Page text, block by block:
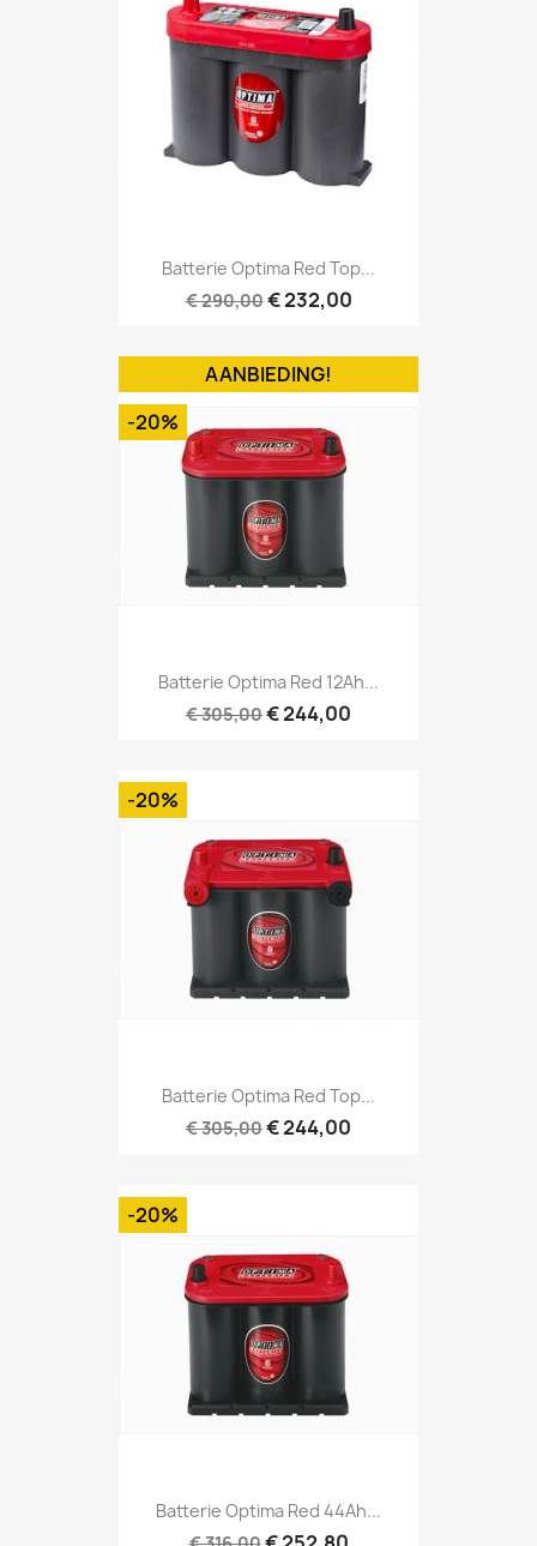
Batterie Optima Red Top...
€ 290,00€ 232,00
Batterie Optima Red 12Ah...
€ 305,00€ 244,00
AANBIEDING!
-20%
Batterie Optima Red Top...
€ 305,00€ 244,00
-20%
Batterie Optima Red 44Ah...
-20%